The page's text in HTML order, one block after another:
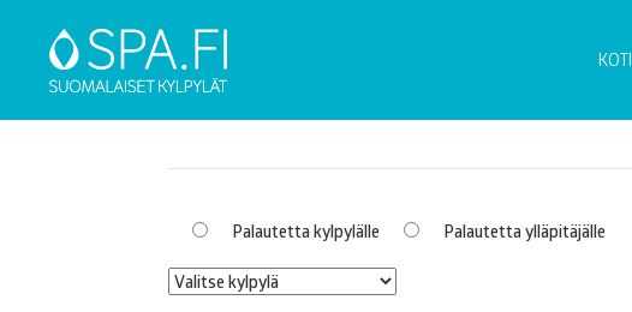
KOTI
Palautetta kylpylälle Palautetta ylläpitäjälle